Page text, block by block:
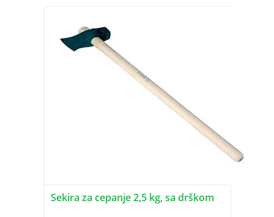
Sekira za cepanje 2,5 kg, sa drškom